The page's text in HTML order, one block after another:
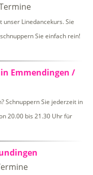
Linedancekurs. Sie
Sie einfach rein!
Emmendingen /
Schnuppern Sie jederzeit in
20.00 bis 21.30 Uhr für